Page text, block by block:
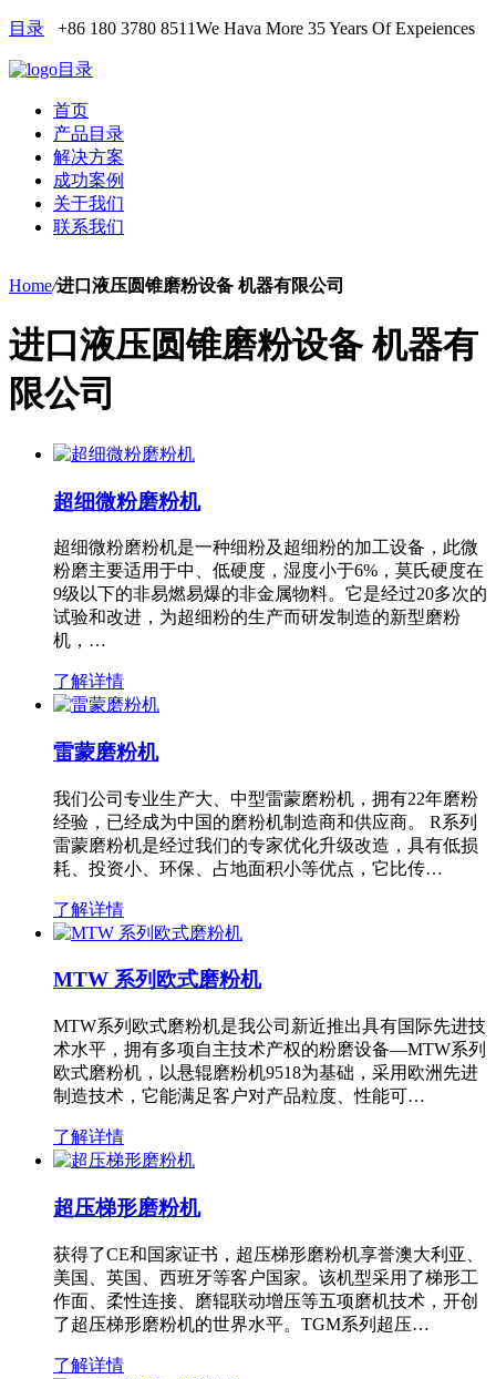
目录 +86 180 3780 8511We Hava More 35 Years Of Expeiences
目录
首页
产品目录
解决方案
成功案例
关于我们
联系我们
Home/进口液压圆锥磨粉设备 机器有限公司
进口液压圆锥磨粉设备 机器有
限公司
超细微粉磨粉机
超细微粉磨粉机是一种细粉及超细粉的加工设备，此微
粉磨主要适用于中、低硬度，湿度小于6%，莫氏硬度在
9级以下的非易燃易爆的非金属物料。它是经过20多次的
试验和改进，为超细粉的生产而研发制造的新型磨粉
机，…
了解详情
雷蒙磨粉机
我们公司专业生产大、中型雷蒙磨粉机，拥有22年磨粉
经验，已经成为中国的磨粉机制造商和供应商。 R系列
雷蒙磨粉机是经过我们的专家优化升级改造，具有低损
耗、投资小、环保、占地面积小等优点，它比传…
了解详情
MTW 系列欧式磨粉机
MTW系列欧式磨粉机是我公司新近推出具有国际先进技
术水平，拥有多项自主技术产权的粉磨设备—MTW系列
欧式磨粉机，以悬辊磨粉机9518为基础，采用欧洲先进
制造技术，它能满足客户对产品粒度、性能可…
了解详情
超压梯形磨粉机
获得了CE和国家证书，超压梯形磨粉机享誉澳大利亚、
美国、英国、西班牙等客户国家。该机型采用了梯形工
作面、柔性连接、磨辊联动增压等五项磨机技术，开创
了超压梯形磨粉机的世界水平。TGM系列超压…
了解详情